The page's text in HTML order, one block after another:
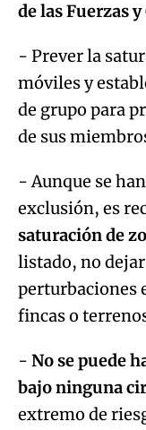
de las Fuerzas
- Prever la
móviles y
de grupo para
de sus
- Aunque se
exclusión, es
saturación de
listado, no
perturbaciones
fincas o
- No se puede
bajo ninguna
extremo de